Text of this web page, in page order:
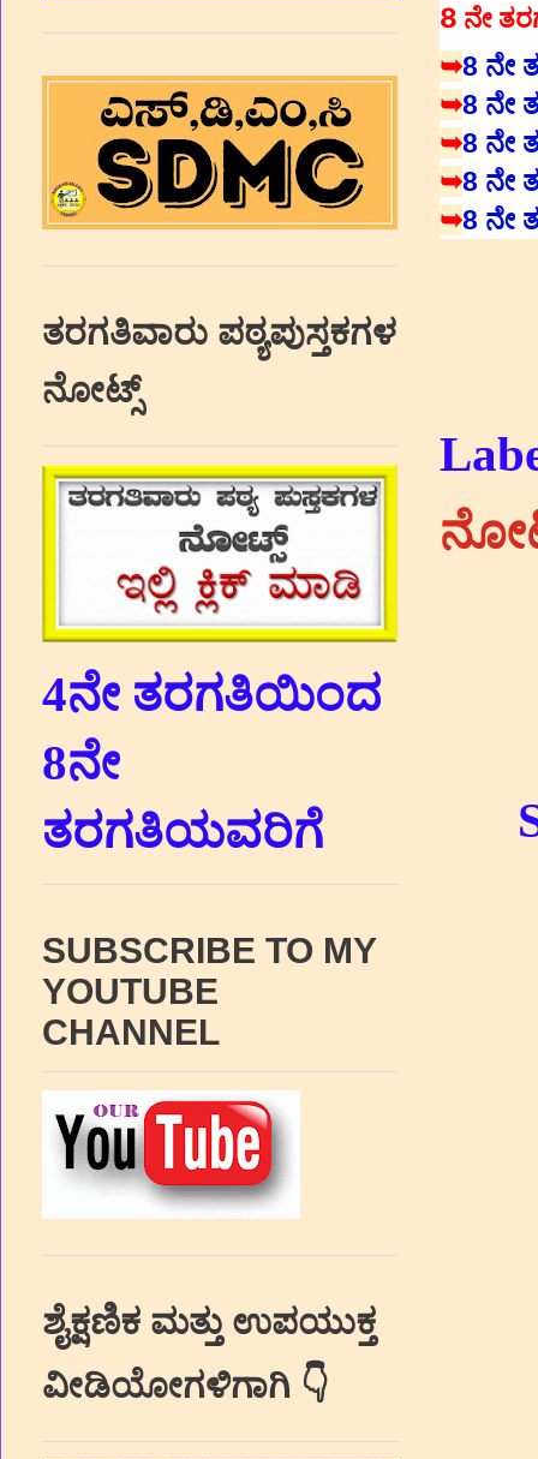
8 ನೇ
➥8 ನೇ
➥8 ನೇ
➥8 ನೇ
➥8 ನೇ
➥8 ನೇ
ತರಗತಿವಾರು ಪಠ್ಯಪುಸ್ತಕಗಳ
ನೋಟ್ಸ್
4ನೇ ತರಗತಿಯಿಂದ
8ನೇ
ತರಗತಿಯವರಿಗೆ
SUBSCRIBE TO MY
YOUTUBE
CHANNEL
ಶೈಕ್ಷಣಿಕ ಮತ್ತು ಉಪಯುಕ್ತ
ವೀಡಿಯೋಗಳಿಗಾಗಿ 👇